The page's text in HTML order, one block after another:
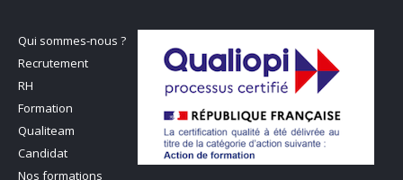
Qui sommes-nous ?
Recrutement
RH
Formation
Qualiteam
Candidat
Nos formations